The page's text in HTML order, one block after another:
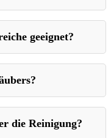
geeignet?
die Reinigung?